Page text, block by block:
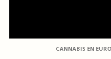
CANNABIS EN